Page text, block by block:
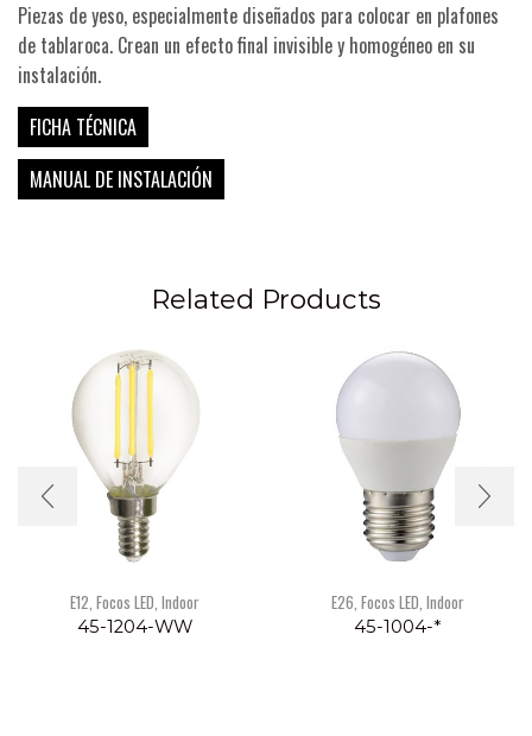
Piezas de yeso, especialmente diseñados para colocar en plafones
de tablaroca. Crean un efecto final invisible y homogéneo en su
instalación.
FICHA TÉCNICA
MANUAL DE INSTALACIÓN
Related Products
E12, Focos LED, Indoor
45-1204-WW
E26, Focos LED, Indoor
45-1004-*